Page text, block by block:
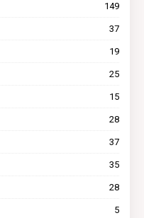
149
37
19
25
15
28
37
35
28
5